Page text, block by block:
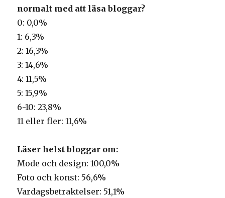
normalt med att läsa bloggar?
0: 0,0%
1: 6,3%
2: 16,3%
3: 14,6%
4: 11,5%
5: 15,9%
6-10: 23,8%
11 eller fler: 11,6%
Läser helst bloggar om:
Mode och design: 100,0%
Foto och konst: 56,6%
Vardagsbetraktelser: 51,1%